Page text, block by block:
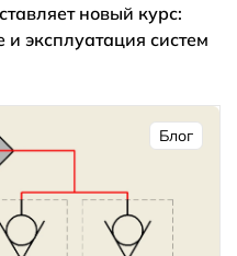
новый курс:
эксплуатация систем
Блог